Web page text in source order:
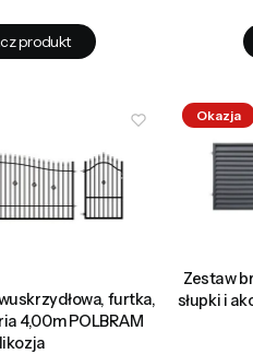
produkt
furtka,
4,00m POLBRAM
Okazja
Zestaw
słupki i